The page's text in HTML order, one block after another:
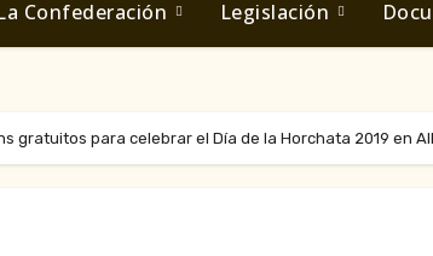
Confederación Legislación
gratuitos para celebrar el Día de la Horchata 2019 en